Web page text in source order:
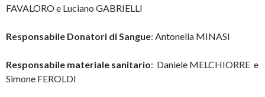
FAVALORO e Luciano GABRIELLI
Responsabile Donatori di Sangue: Antonella MINASI
Responsabile materiale sanitario: Daniele MELCHIORRE e
Simone FEROLDI